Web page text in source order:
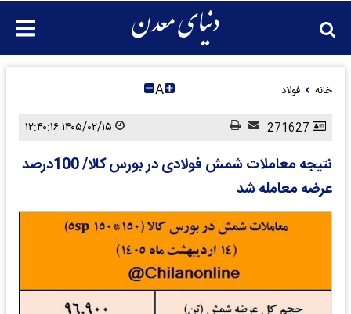
خانه فولاد A
نتیجه معاملات شمش فولادی در بورس کالا/ 100درصد
عرضه معامله شد